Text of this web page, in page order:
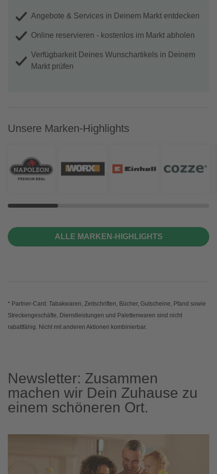
Angebote & Services in Deinem Markt entdecken
Online reservieren - kostenlos im Markt abholen
Verfügbarkeit Deines Wunschartikels in Deinem
Markt prüfen
Unsere Marken-Highlights
ALLE MARKEN-HIGHLIGHTS
* Partner-Card: Tabakwaren, Zeitschriften, Bücher, Gutscheine, Pfand sowie
Streckengeschäfte, Dienstleistungen und Palettenwaren sind nicht
rabattfähig. Nicht mit anderen Aktionen kombinierbar.
Newsletter: Zusammen
machen wir Dein Zuhause zu
einem schöneren Ort.